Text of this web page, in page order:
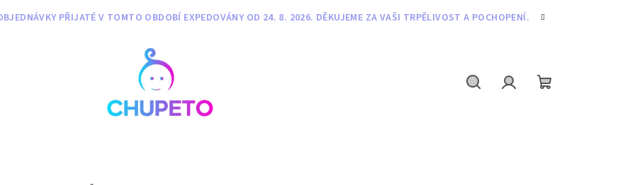
PŘIJATÉ V TOMTO OBDOBÍ EXPEDOVÁNY OD 24. 8. 2026. DĚKUJEME ZA VAŠI TRPĚLIVOST A POCHOPENÍ.